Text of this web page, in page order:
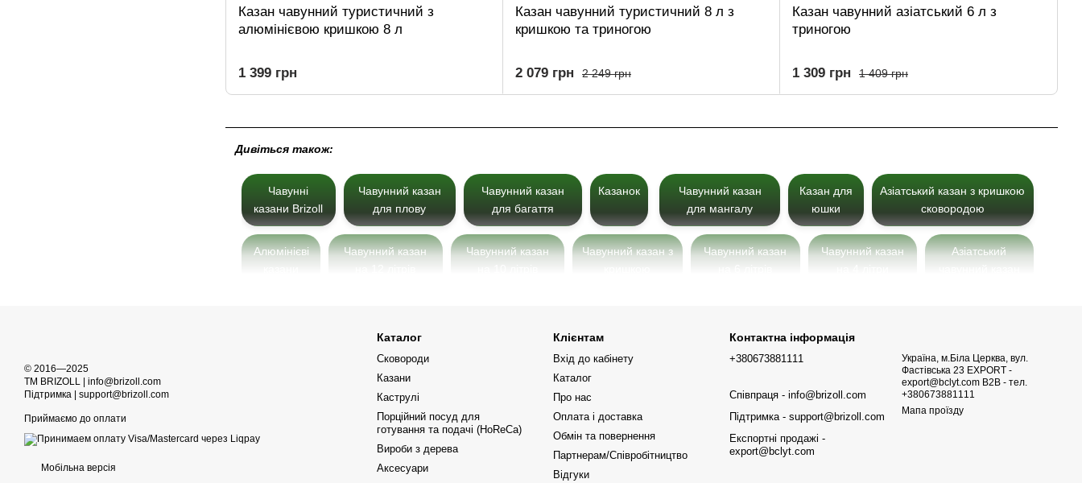
Дивіться також:
Чавунні
казани Brizoll
Чавунний казан
для плову
Чавунний казан
для багаття
Казанок
Чавунний казан
для мангалу
Казан для
юшки
Азіатський казан з кришкою
сковородою
Алюмінієві
Чавунний казан
Чавунний казан
Чавунний казан з
Чавунний казан
Чавунний казан
Азіатський
Казан чавунний туристичний з
алюмінієвою кришкою 8 л
1 399 грн
Казан чавунний туристичний 8 л з
кришкою та триногою
2 249 грн
2 079 грн
Казан чавунний азіатський 6 л з
триногою
1 409 грн
1 309 грн
© 2016—2025
TM BRIZOLL | info@brizoll.com
Підтримка | support@brizoll.com
Приймаємо до оплати
Мобільна версія
Каталог
Сковороди
Казани
Каструлі
Порційний посуд для
готування та подачі (HoReCa)
Вироби з дерева
Аксесуари
Клієнтам
Вхід до кабінету
Каталог
Про нас
Оплата і доставка
Обмін та повернення
Партнерам/Співробітництво
Відгуки
Контактна інформація
+380673881111
Співпраця - info@brizoll.com
Підтримка - support@brizoll.com
Експортні продажі -
export@bclyt.com
Україна, м.Біла Церква, вул.
Фастівська 23 EXPORT -
export@bclyt.com B2B - тел.
+380673881111
Мапа проїзду